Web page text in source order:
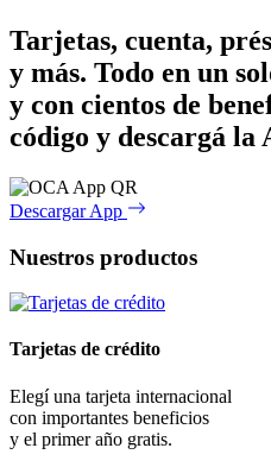
Tarjetas, cuenta,
y más. Todo en un
y con cientos de
código y descargá la
Descargar App
Nuestros productos
Tarjetas de crédito
Elegí una tarjeta internacional
con importantes beneficios
y el primer año gratis.